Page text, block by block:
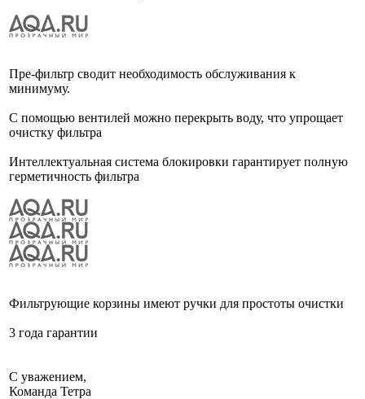
Пре-фильтр сводит необходимость обслуживания к
минимуму.
С помощью вентилей можно перекрыть воду, что упрощает
очистку фильтра
Интеллектуальная система блокировки гарантирует полную
герметичность фильтра
Фильтрующие корзины имеют ручки для простоты очистки
3 года гарантии
С уважением,
Команда Тетра